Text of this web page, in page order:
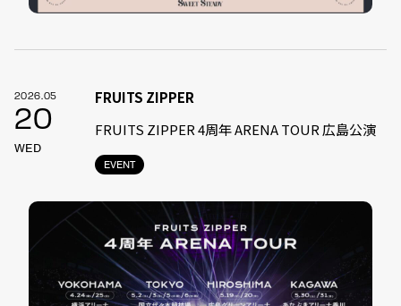
2026.05
20
WED
EVENT
FRUITS ZIPPER
FRUITS ZIPPER 4周年 ARENA TOUR 広島公演